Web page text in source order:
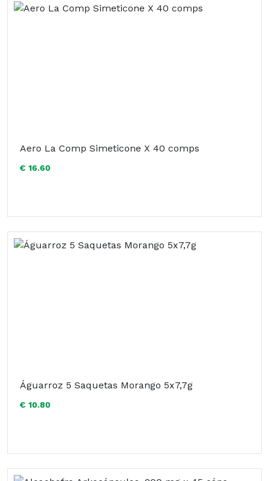
Aero La Comp Simeticone X 40 comps
€ 16.60
Águarroz 5 Saquetas Morango 5x7,7g
€ 10.80